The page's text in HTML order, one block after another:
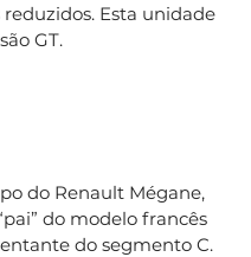
Esta unidade
GT.
do Renault Mégane,
do modelo francês
do segmento C.